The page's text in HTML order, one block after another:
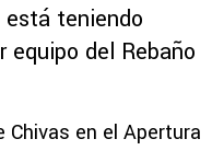
teniendo
equipo del Rebaño
Chivas en el Apertura